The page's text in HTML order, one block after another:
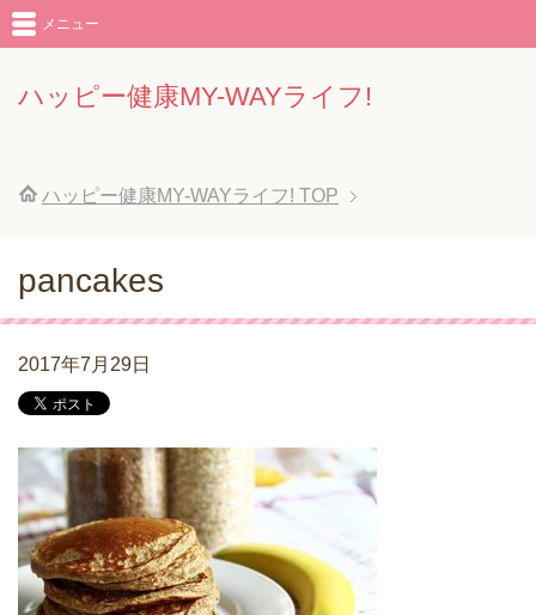
ハッピー健康MY-WAYライフ!
メニュー
ハッピー健康MY-WAYライフ! TOP
pancakes
2017年7月29日